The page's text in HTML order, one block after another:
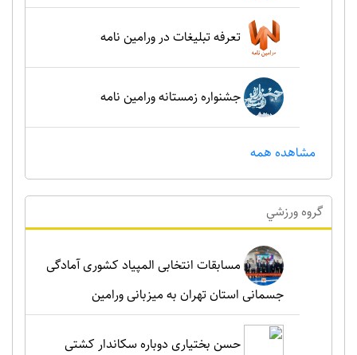
تعرفه تبلیغات در ورامین نامه
جشنواره زمستانه ورامین نامه
مشاهده همه
گروه ورزشي
مسابقات انتخابی المپیاد کشوری آمادگی
جسمانی استان تهران به میزبانی ورامین
حسن بختیاری دوباره سکاندار کشتی